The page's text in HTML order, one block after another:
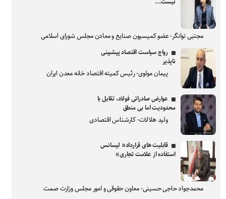
مجتبی توانگر- عضو کمیسیون صنایع و معادن مجلس شورای اسلامی
رواج سیاست اقتصاد پیشبینی
ناپذیر
پیمان مولوی- رئیس کمیته اقتصاد خانه معدن ایران
عوارض صادراتی فولاد، تقابل با
محدودیت اما بی منطق
ولید هلالات- کارشناس اقتصادی
قابلیت های قرارداد« لیسانس
استفاده از علامت تجاری»
محمدجواد حاجی حسینی- معاون حقوقی و امور مجلس وزارت صمت